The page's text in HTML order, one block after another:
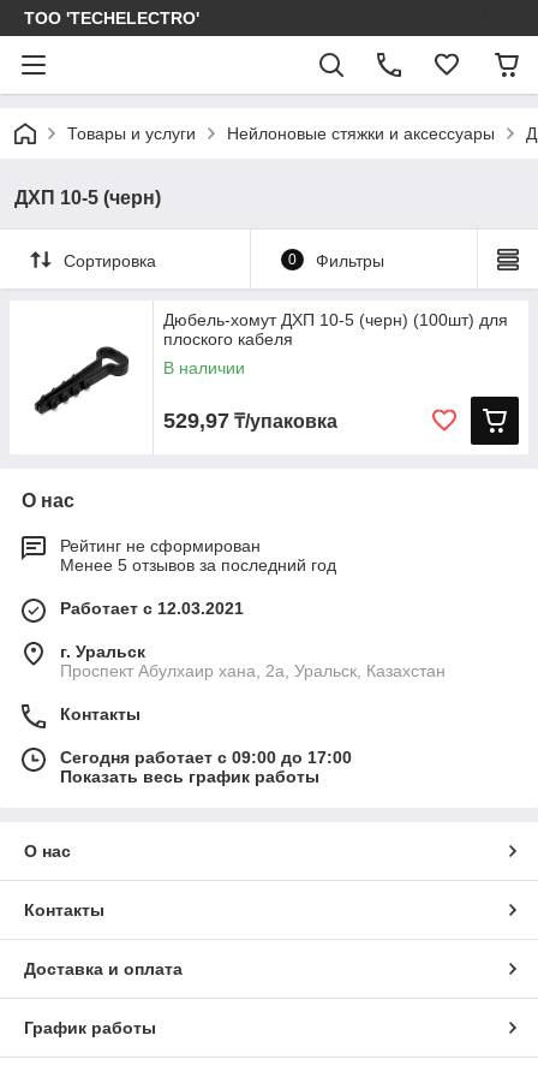
ТОО 'TECHELECTRO'
Товары и услуги Нейлоновые стяжки и аксессуары
ДХП 10-5 (черн)
Сортировка 0 Фильтры
Дюбель-хомут ДХП 10-5 (черн) (100шт) для
плоского кабеля
В наличии
529,97 ₸/упаковка
О нас
Рейтинг не сформирован
Менее 5 отзывов за последний год
Работает с 12.03.2021
г. Уральск
Проспект Абулхаир хана, 2а, Уральск, Казахстан
Контакты
Сегодня работает с 09:00 до 17:00
Показать весь график работы
О нас
Контакты
Доставка и оплата
График работы